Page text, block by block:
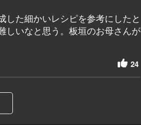
た細かいレシピを参考にしたと
しいなと思う。板垣のお母さんが
24